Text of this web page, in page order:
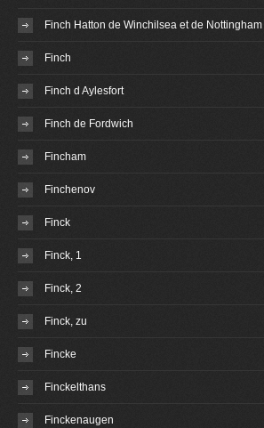
Finch Hatton de Winchilsea et de Nottingham
Finch
Finch d Aylesfort
Finch de Fordwich
Fincham
Finchenov
Finck
Finck, 1
Finck, 2
Finck, zu
Fincke
Finckelthans
Finckenaugen